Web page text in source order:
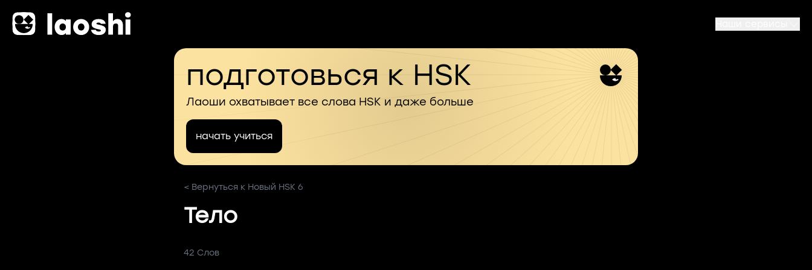
подготовься к HSK
Лаоши охватывает все слова HSK и даже больше
начать учиться
< Вернуться к Новый HSK 6
Тело
42 Слов